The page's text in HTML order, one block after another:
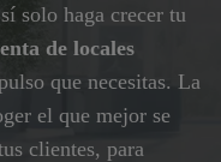
solo haga crecer tu
de locales
que necesitas. La
el que mejor se
clientes, para